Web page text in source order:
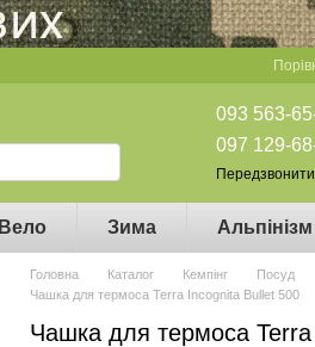
093 563-
097 129-
Вело Зима Альпінізм
Головна Каталог Кемпінг Посуд
Чашка для термоса Terra Incognita Bullet 500
Чашка для термоса